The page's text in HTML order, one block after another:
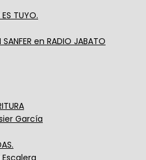
TUYO.
en RADIO JABATO
García